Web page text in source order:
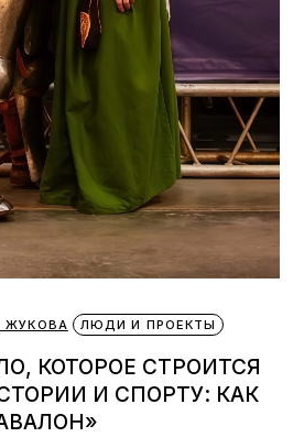
ЖУКОВА ЛЮДИ И ПРОЕКТЫ
КОТОРОЕ СТРОИТСЯ
И СПОРТУ: КАК